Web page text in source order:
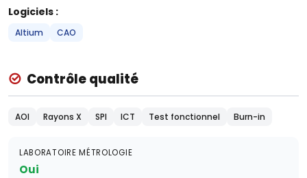
Logiciels :
Altium CAO
Contrôle qualité
AOI Rayons X SPI ICT Test fonctionnel Burn-in
LABORATOIRE MÉTROLOGIE
Oui